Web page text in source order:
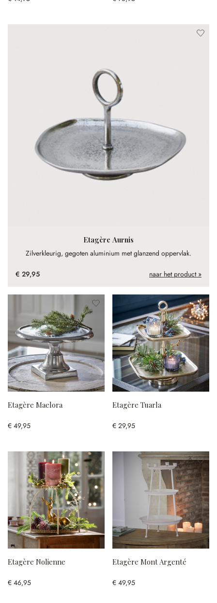
Etagère Aurnis
Zilverkleurig, gegoten aluminium met glanzend oppervlak.
€ 29,95 naar het product »
Etagère Maelora
€ 49,95
Etagère Tuarla
€ 29,95
Etagère Nolienne
€ 46,95
Etagère Mont Argenté
€ 49,95